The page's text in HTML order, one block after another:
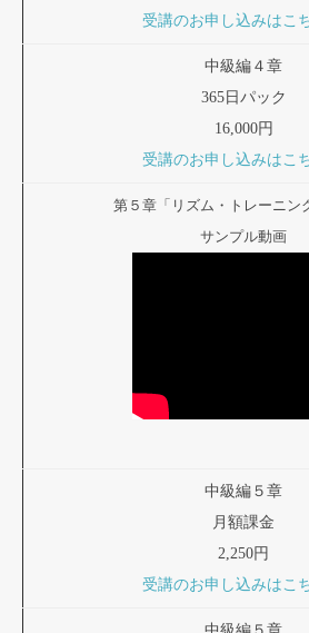
受講のお申し込みはこ
中級編４章
365日パック
16,000円
受講のお申し込みはこ
第５章「リズム・トレーニン
サンプル動画
中級編５章
月額課金
2,250円
受講のお申し込みはこ